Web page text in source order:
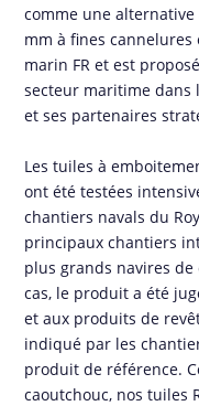
comme une
mm à fines
marin FR et est
secteur maritime dans
et ses partenaires
Les tuiles à
ont été testées
chantiers navals du
principaux chantiers
plus grands navires
cas, le produit a été
et aux produits de
indiqué par les
produit de référence.
caoutchouc, nos tuiles